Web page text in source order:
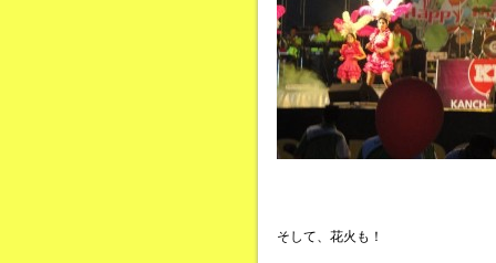
そして、花火も！